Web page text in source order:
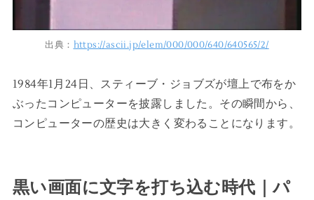
出典： https://ascii.jp/elem/000/000/640/640565/2/
1984年1月24日、スティーブ・ジョブズが壇上で布をか
ぶったコンピューターを披露しました。その瞬間から、
コンピューターの歴史は大きく変わることになります。
黒い画面に文字を打ち込む時代｜パ